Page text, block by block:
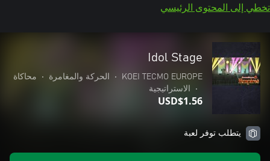
تخطي إلى المحتوى الرئيسي
Idol Stage
KOEI TECMO EUROPE
• الحركة والمغامرة •
محاكاة
•
الاستراتيجية
USD$1.56
يتطلب توفر لعبة